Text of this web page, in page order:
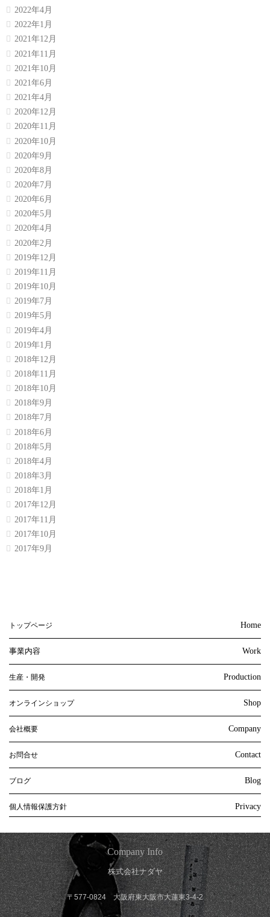
2022年4月
2022年1月
2021年12月
2021年11月
2021年10月
2021年6月
2021年4月
2020年12月
2020年11月
2020年10月
2020年9月
2020年8月
2020年7月
2020年6月
2020年5月
2020年4月
2020年2月
2019年12月
2019年11月
2019年10月
2019年7月
2019年5月
2019年4月
2019年1月
2018年12月
2018年11月
2018年10月
2018年9月
2018年7月
2018年6月
2018年5月
2018年4月
2018年3月
2018年1月
2017年12月
2017年11月
2017年10月
2017年9月
トップページ Home
事業内容 Work
生産・開発 Production
オンラインショップ Shop
会社概要 Company
お問合せ Contact
ブログ Blog
個人情報保護方針 Privacy
Company Info
株式会社ナダヤ
〒577-0824 大阪府東大阪市大蓮東3-4-2